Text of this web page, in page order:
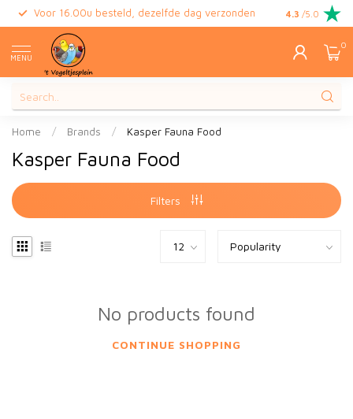
Voor 16.00u besteld, dezelfde dag verzonden Gratis
4.3 /5.0
MENU
0
Home / Brands / Kasper Fauna Food
Kasper Fauna Food
Filters
No products found
CONTINUE SHOPPING